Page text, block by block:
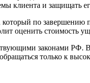
клиента и защищать
который по
оценить стоимость
законами РФ. В
только к